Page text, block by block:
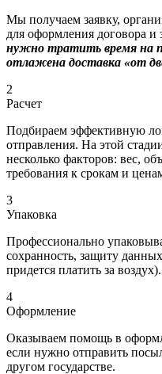
Мы получаем заявку,
для оформления договора и
нужно тратить время на
отлажена доставка «от
2
Расчет
Подбираем эффективную
отправления. На этой
несколько факторов: вес,
требования к срокам и
3
Упаковка
Профессионально
сохранность, защиту
придется платить за воздух).
4
Оформление
Оказываем помощь в
если нужно отправить
другом государстве.